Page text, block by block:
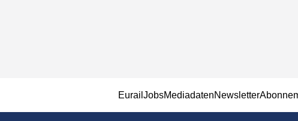
EurailJobsMediadatenNewsletter